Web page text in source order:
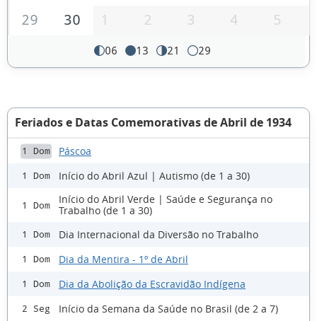
29
30 1 2 3 4 5
06 13 21 29
Feriados e Datas Comemorativas de Abril de 1934
1 Dom Páscoa
1 Dom Início do Abril Azul | Autismo (de 1 a 30)
1 Dom
Início do Abril Verde | Saúde e Segurança no
Trabalho (de 1 a 30)
1 Dom Dia Internacional da Diversão no Trabalho
1 Dom Dia da Mentira - 1º de Abril
1 Dom Dia da Abolição da Escravidão Indígena
2 Seg Início da Semana da Saúde no Brasil (de 2 a 7)